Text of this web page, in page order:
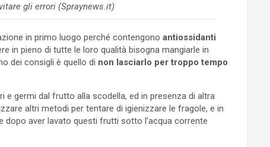
gli errori (Spraynews.it)
in primo luogo perché contengono antiossidanti
in pieno di tutte le loro qualità bisogna mangiarle in
dei consigli è quello di non lasciarlo per troppo tempo
e germi dal frutto alla scodella, ed in presenza di altra
altri metodi per tentare di igienizzare le fragole, e in
dopo aver lavato questi frutti sotto l’acqua corrente